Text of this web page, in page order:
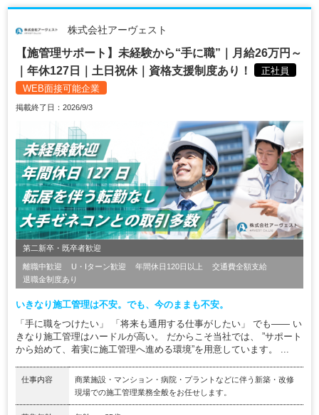
株式会社アーヴェスト
【施管理サポート】未経験から“手に職”｜月給26万円～
｜年休127日｜土日祝休｜資格支援制度あり！
正社員
WEB面接可能企業
掲載終了日：2026/9/3
第二新卒・既卒者歓迎
離職中歓迎 U・Iターン歓迎 年間休日120日以上
交通費全額支給
退職金制度あり
いきなり施工管理は不安。でも、今のままも不安。
「手に職をつけたい」 「将来も通用する仕事がしたい」 でも―― い
きなり施工管理はハードルが高い。 だからこそ当社では、 ”サポート
から始めて、着実に施工管理へ進める環境”を用意しています。 ...
仕事内容
商業施設・マンション・病院・プラントなどに伴う新築・改修
現場での施工管理業務全般をお任せします。